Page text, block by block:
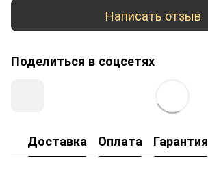
Написать отзыв
Поделиться в соцсетях
Доставка Оплата Гарантия